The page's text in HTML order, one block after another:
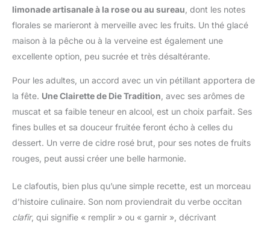
limonade artisanale à la rose ou au sureau , dont les notes
florales se marieront à merveille avec les fruits. Un thé glacé
maison à la pêche ou à la verveine est également une
excellente option, peu sucrée et très désaltérante.
Pour les adultes, un accord avec un vin pétillant apportera de
la fête. Une Clairette de Die Tradition , avec ses arômes de
muscat et sa faible teneur en alcool, est un choix parfait. Ses
fines bulles et sa douceur fruitée feront écho à celles du
dessert. Un verre de cidre rosé brut, pour ses notes de fruits
rouges, peut aussi créer une belle harmonie.
Le clafoutis, bien plus qu’une simple recette, est un morceau
d’histoire culinaire. Son nom proviendrait du verbe occitan
clafir, qui signifie « remplir » ou « garnir », décrivant